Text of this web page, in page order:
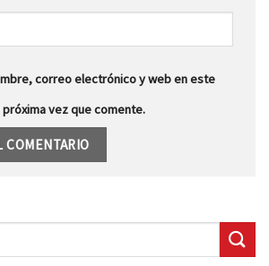
correo electrónico y web en este
vez que comente.